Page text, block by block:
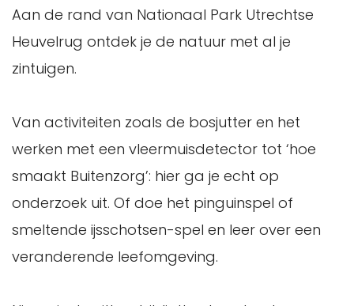
Aan de rand van Nationaal Park Utrechtse
Heuvelrug ontdek je de natuur met al je
zintuigen.
Van activiteiten zoals de bosjutter en het
werken met een vleermuisdetector tot ‘hoe
smaakt Buitenzorg’: hier ga je echt op
onderzoek uit. Of doe het pinguinspel of
smeltende ijsschotsen-spel en leer over een
veranderende leefomgeving.